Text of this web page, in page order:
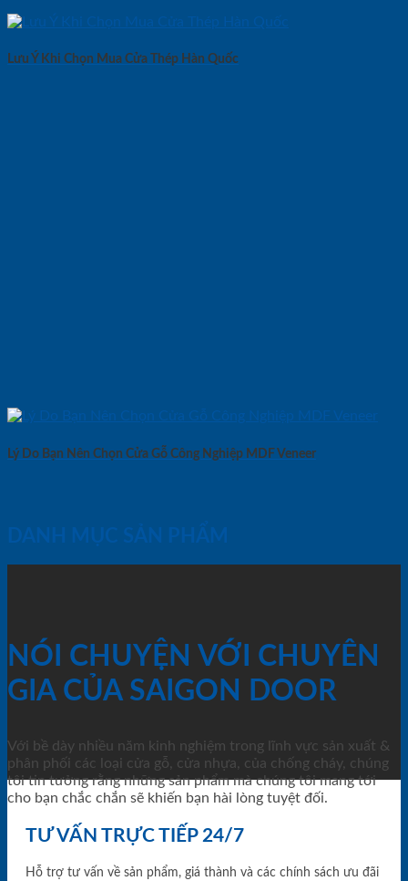
Lưu Ý Khi Chọn Mua Cửa Thép Hàn Quốc
Lý Do Bạn Nên Chọn Cửa Gỗ Công Nghiệp MDF Veneer
DANH MỤC SẢN PHẨM
NÓI CHUYỆN VỚI CHUYÊN
GIA CỦA SAIGON DOOR
Với bề dày nhiều năm kinh nghiệm trong lĩnh vực sản xuất &
phân phối các loại cửa gỗ, cửa nhựa, của chống cháy, chúng
tôi tin tưởng rằng những sản phẩm mà chúng tôi mang tới
cho bạn chắc chắn sẽ khiến bạn hài lòng tuyệt đối.
TƯ VẤN TRỰC TIẾP 24/7
Hỗ trợ tư vấn về sản phẩm, giá thành và các chính sách ưu đãi